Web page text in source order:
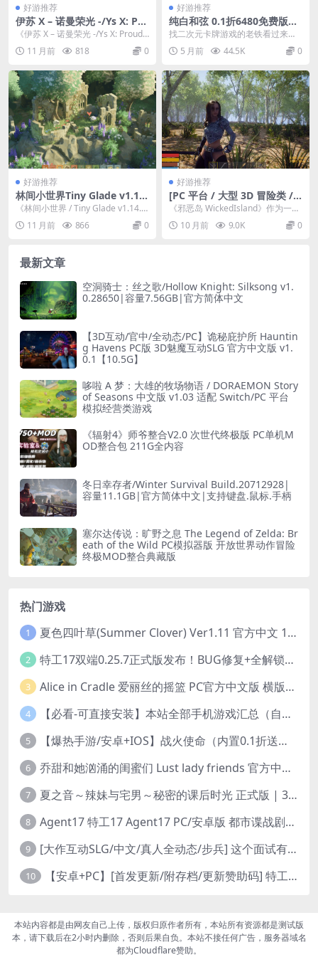
好游推荐
伊苏 X – 诺曼荣光 -/Ys X: Pro
ud Nordics PC 版 | v1.0.3 |
动作角色扮演类 | 整合 DLCs
| 容量 15.9GB | 官方简体中
《伊苏 X – 诺曼荣光 -/Ys X: Proud
Nordics...
11 月前 818 0
好游推荐
纯白和弦 0.1折6480免费版下
载 | 二次元卡牌RPG手游 BT
找二次元卡牌游戏的老铁看过来，
今天推个狠货。《纯白和弦》这游
戏原本是个正经的音乐...
5 月前 44.5K 0
好游推荐
林间小世界Tiny Glade v1.14.
0a 官方简体中文版
《林间小世界 / Tiny Glade v1.14.0
a》是一款专为 PC 电脑...
11 月前 866 0
好游推荐
[PC 平台 / 大型 3D 冒险类 /
动态剧情] 邪恶岛 WickedIsla
nd v0.8.5.9 Patreon 官方英
文版（9.1G 资源）
《邪恶岛 WickedIsland》作为一款
针对 PC 平台开发的大型 3D 冒...
10 月前 9.0K 0
最新文章
空洞骑士：丝之歌/Hollow Knight: Silksong v1.
0.28650|容量7.56GB|官方简体中文
【3D互动/官中/全动态/PC】诡秘庇护所 Hauntin
g Havens PC版 3D魅魔互动SLG 官方中文版 v1.
0.1【10.5G】
哆啦 A 梦：大雄的牧场物语 / DORAEMON Story
of Seasons 中文版 v1.03 适配 Switch/PC 平台
模拟经营类游戏
《辐射4》师爷整合V2.0 次世代终极版 PC单机M
OD整合包 211G全内容
冬日幸存者/Winter Survival Build.20712928|
容量11.1GB|官方简体中文|支持键盘.鼠标.手柄
塞尔达传说：旷野之息 The Legend of Zelda: Br
eath of the Wild PC模拟器版 开放世界动作冒险
终极MOD整合典藏版
热门游戏
1 夏色四叶草(Summer Clover) Ver1.11 官方中文 1+4.35G 全CG 有CV 百度盘版本
2 特工17双端0.25.7正式版发布！BUG修复+全解锁存档+赞助码合集（安卓/PC/中文/动态）
3 Alice in Cradle 爱丽丝的摇篮 PC官方中文版 横版动作ACT 手绘幻想风 v0.29g 完整体验版
4 【必看-可直接安装】本站全部手机游戏汇总（自带修改器MOD）
5 【爆热手游/安卓+IOS】战火使命（内置0.1折送可触碰战姬）[中文/美女养成/整合兑换码/双端互通/更新]（公测）
6 乔甜和她汹涌的闺蜜们 Lust lady friends 官方中文版本 SLG类型
7 夏之音～辣妹与宅男～秘密的课后时光 正式版 | 3D 动态步兵触摸互动 SLG|PC 平台 | 内嵌汉化 + 去码补丁 + 修改存档 | 1.5G
8 Agent17 特工17 Agent17 PC/安卓版 都市谍战剧情模拟RPG v0.26.6 官方中文高清版
9 [大作互动SLG/中文/真人全动态/步兵] 这个面试有点硬2-远征东洋篇 免登录破解版本V1.11 官方中文步兵 [20G/新破解/中文配音]
10 【安卓+PC】[首发更新/附存档/更新赞助码] 特工17Agent V0.25.9 官方中文版+赞助码+修复多项BUG 3月29最新版本
本站内容都是由网友自己上传，版权归原作者所有，本站所有资源都是测试版
本，请下载后在2小时内删除，否则后果自负。本站不接任何广告，服务器域名
都为Cloudflare赞助。